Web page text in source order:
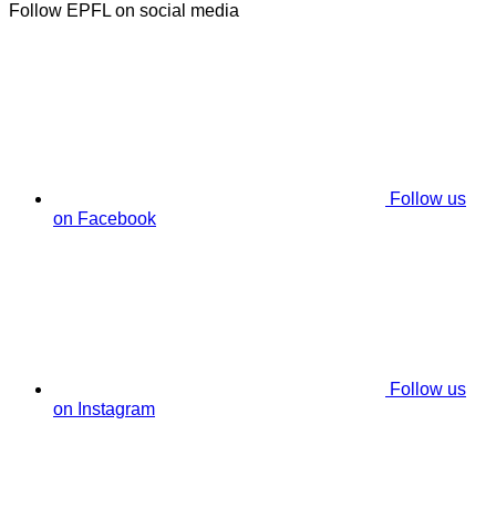
Follow EPFL on social media
Follow us
on Facebook
Follow us
on Instagram